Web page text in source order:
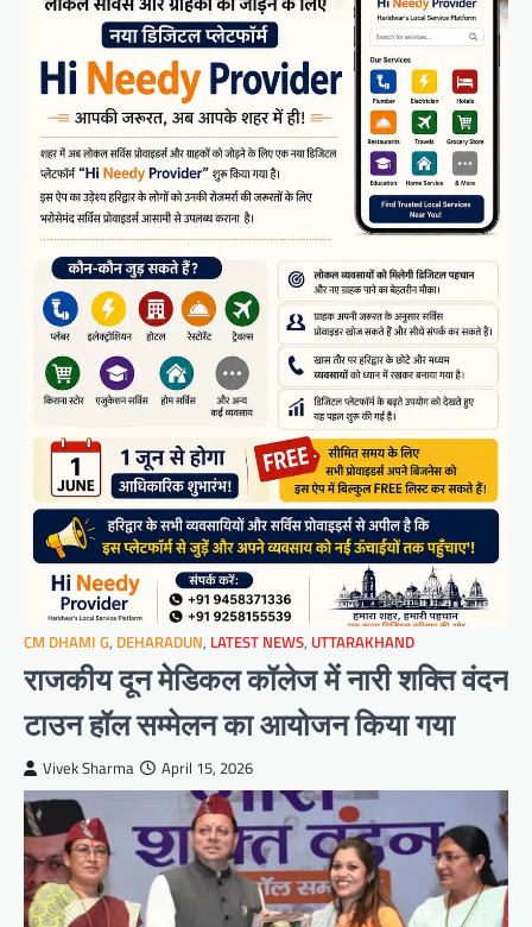
CM DHAMI G, DEHARADUN, LATEST NEWS, UTTARAKHAND
राजकीय दून मेडिकल कॉलेज में नारी शक्ति वंदन
टाउन हॉल सम्मेलन का आयोजन किया गया
Vivek Sharma April 15, 2026